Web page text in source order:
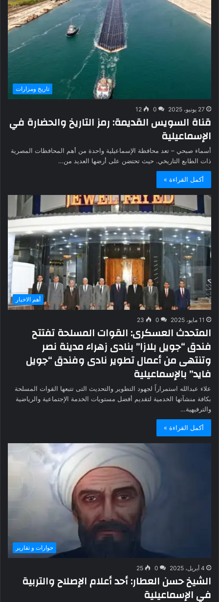
تاريخ ومزارات
27 يونيو، 2025 0
12
قناة السويس القديمة: رمز التاريخ والحضارة في
الإسماعيلية
أسماء صبحي – تعد محافظة الإسماعيلية واحدة من أهم المحافظات المصرية
ذات الطابع التاريخي. حيث تحتضن على أرضها العديد من…
أكمل القراءة »
أهم الاخبار
11 مايو، 2025 0
23
المتحدث العسكرى: القوات المسلحة تفتتح
فندق “جويل بلازا” بنادى زهراء مدينة نصر
وتنتهى من أعمال تطوير نادى وفندق “جويل
فايد” بالإسماعيلية
علاء عبدالله استمراراً لجهود التطوير والتحديث التى تتبعها القوات المسلحة
بكافة منشآتها الخدمية لتقديم أفضل مستويات الخدمة الإجتماعية والرياضية
والترفيهية…
أكمل القراءة »
حوارات و تقارير
4 أبريل، 2025 0
25
الشيخ حسن العطار: أحد أعلام الإصلاح والتربية
في الإسماعيلية